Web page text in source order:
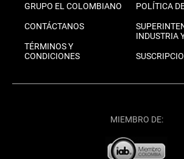
GRUPO EL COLOMBIANO
CONTÁCTANOS
TÉRMINOS Y
CONDICIONES
POLÍTICA
INDUSTRIA
MIEMBRO DE: